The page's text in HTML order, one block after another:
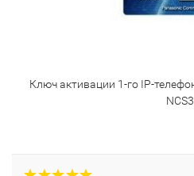
Ключ активации 1-го IP-